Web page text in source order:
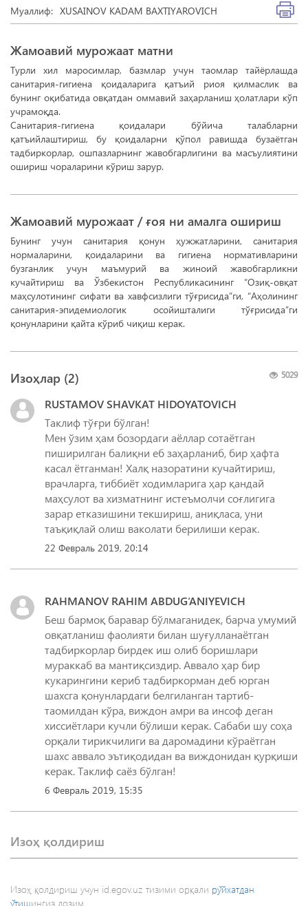
Муаллиф: XUSAINOV KADAM BAXTIYAROVICH
Жамоавий мурожаат матни
Турли хил маросимлар, базмлар учун таомлар тайёрлашда
санитария-гигиена қоидаларига қатъий риоя қилмаслик ва
бунинг оқибатида овқатдан оммавий заҳарланиш ҳолатлари кўп
учрамоқда.
Санитария-гигиена қоидалари бўйича талабларни
қатъийлаштириш, бу қоидаларни қўпол равишда бузаётган
тадбиркорлар, ошпазларнинг жавобгарлигини ва масъулиятини
ошириш чораларини кўриш зарур.
Жамоавий мурожаат / ғоя ни амалга ошириш
Бунинг учун санитария қонун ҳужжатларини, санитария
нормаларини, қоидаларини ва гигиена нормативларини
бузганлик учун маъмурий ва жиноий жавобгарликни
кучайтириш ва Ўзбекистон Республикасининг “Озиқ-овқат
маҳсулотининг сифати ва хавфсизлиги тўғрисида”ги, “Аҳолининг
санитария-эпидемиологик осойишталиги тўғрисида”ги
қонунларини қайта кўриб чиқиш керак.
5029
Изоҳлар (2)
RUSTAMOV SHAVKAT HIDOYATOVICH
Таклиф тўғри бўлган!
Мен ўзим ҳам бозордаги аёллар сотаётган
пиширилган балиқни еб заҳарланиб, бир ҳафта
касал ётганман! Халқ назоратини кучайтириш,
врачларга, тиббиёт ходимларига ҳар қандай
маҳсулот ва хизматнинг истеъмолчи соғлигига
зарар етказишини текшириш, аниқласа, уни
таъқиқлай олиш ваколати берилиши керак.
22 Февраль 2019, 20:14
RAHMANOV RAHIM ABDUG‘ANIYEVICH
Беш бармоқ баравар бўлмаганидек, барча умумий
овқатланиш фаолияти билан шуғулланаётган
тадбиркорлар бирдек иш олиб боришлари
мураккаб ва мантиқсиздир. Аввало ҳар бир
кукарингини кериб тадбиркорман деб юрган
шахсга қонунлардаги белгиланган тартиб-
таомилдан кўра, виждон амри ва инсоф деган
хиссиётлари кучли бўлиши керак. Сабаби шу соҳа
орқали тирикчилиги ва даромадини кўраётган
шахс аввало эътиқодидан ва виждонидан қурқиши
керак. Таклиф саёз бўлган!
6 Февраль 2019, 15:35
Изоҳ қолдириш
Изоҳ қолдириш учун id.egov.uz тизими орқали рўйхатдан
ўтишингиз лозим